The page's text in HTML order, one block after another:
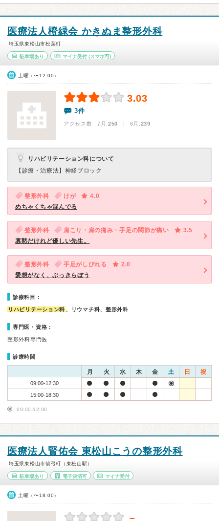
医療法人橙緑会 かきぬま整形外科
埼玉県東松山市松葉町
駐車場あり マイナ受付(スマホ可)
土曜（〜12:00）
3.03
3件
アクセス数 7月:250 | 6月:239
リハビリテーション科について
【診療・治療法】 神経ブロック
整形外科 けが
4.0
めちゃくちゃ混んでる
整形外科 肩こり・肩の痛み・手足の関節が痛い
3.5
寡黙だけれど優しい先生。
整形外科 手足がしびれる
2.0
愛想がなく、ぶっきらぼう
診療科目：
リハビリテーション科 、リウマチ科、整形外科
専門医・資格：
整形外科専門医
診療時間
月 火 水 木 金 土 日 祝
09:00-12:30
15:00-18:30
09:00-12:00
医療法人賢佑会 東松山こうの整形外科
埼玉県東松山市箭弓町（東松山駅）
駐車場あり 電子決済可 マイナ受付
土曜（〜18:00）
－